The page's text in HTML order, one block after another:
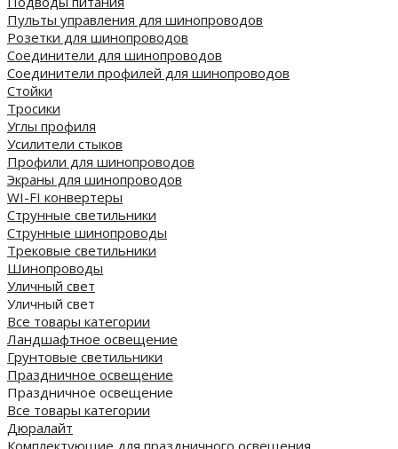
Пульты управления для шинопроводов
Розетки для шинопроводов
Соединители для шинопроводов
Соединители профилей для шинопроводов
Стойки
Тросики
Углы профиля
Усилители стыков
Профили для шинопроводов
Экраны для шинопроводов
WI-FI конвертеры
Струнные светильники
Струнные шинопроводы
Трековые светильники
Шинопроводы
Уличный свет
Уличный свет
Все товары категории
Ландшафтное освещение
Грунтовые светильники
Праздничное освещение
Праздничное освещение
Все товары категории
Дюралайт
Комплектующие для праздничного освещения